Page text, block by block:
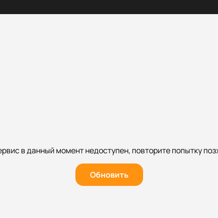
в данный момент недоступен, повторите попытку
Обновить